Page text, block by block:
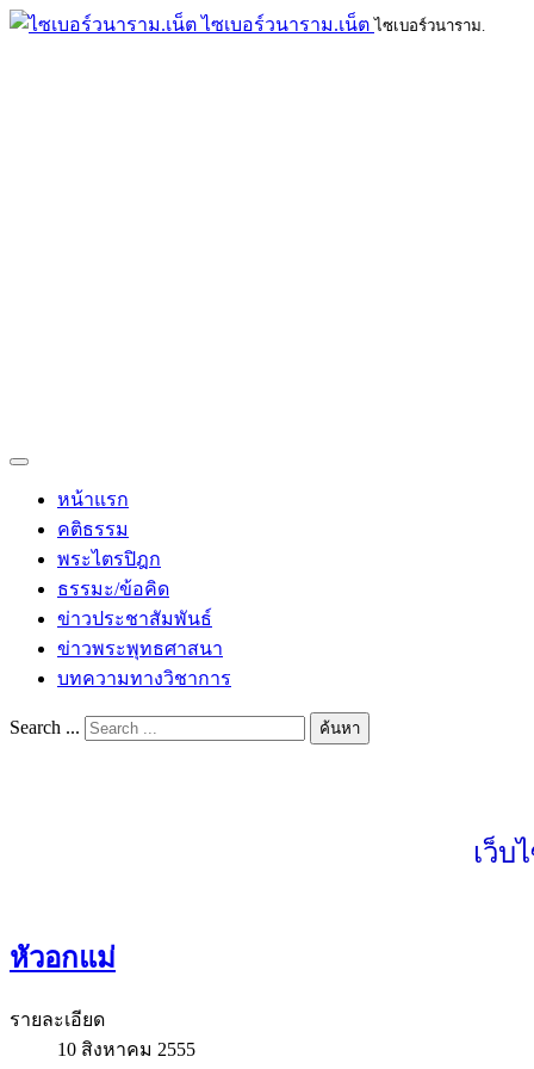
ไซเบอร์วนาราม.เน็ต ไซเบอร์วนาราม.
หน้าแรก
คติธรรม
พระไตรปิฎก
ธรรมะ/ข้อคิด
ข่าวประชาสัมพันธ์
ข่าวพระพุทธศาสนา
บทความทางวิชาการ
Search ... ค้นหา
เว็บ
หัวอกแม่
รายละเอียด
10 สิงหาคม 2555